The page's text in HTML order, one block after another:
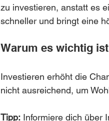
zu investieren, anstatt es
schneller und bringt eine
Warum es wichtig
Investieren erhöht die
nicht ausreichend, um
Tipp: Informiere dich über